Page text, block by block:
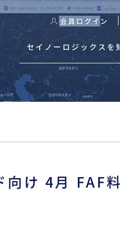
会員ログイン
セイノーロジックスを
）
）
向け 4月 FAF